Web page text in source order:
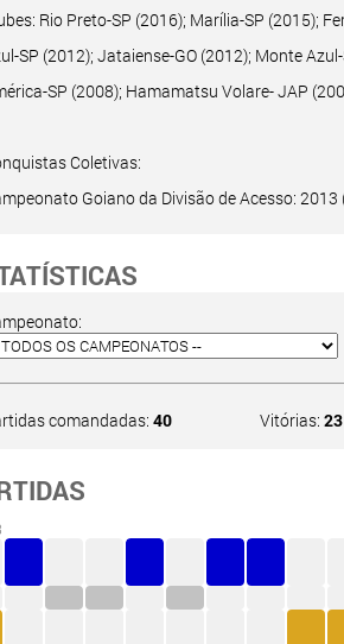
Rio Preto-SP (2016); Marília-SP (2015);
SP (2012); Jataiense-GO (2012); Monte
SP (2008); Hamamatsu Volare- JAP
Coletivas:
Goiano da Divisão de Acesso: 2013
comandadas: 40 Vitórias:23